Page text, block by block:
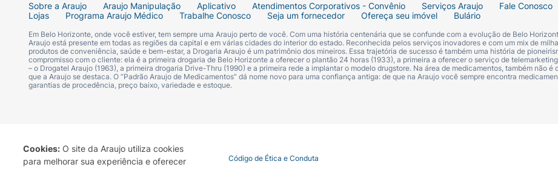
Cookies: O site da Araujo utiliza cookies
para melhorar sua experiência e oferecer
Sobre a Araujo Araujo Manipulação Aplicativo Atendimentos Corporativos - Convênio Serviços Araujo
Fale Conosco
Lojas
Programa Araujo Médico Trabalhe Conosco Seja um fornecedor Ofereça seu imóvel Bulário
Em Belo Horizonte, onde você estiver, tem sempre uma Araujo perto de você. Com uma história centenária que se confunde com a evolução de Belo
Araujo está presente em todas as regiões da capital e em várias cidades do interior do estado. Reconhecida pelos serviços inovadores e com um mix de
produtos de conveniência, saúde e bem-estar, a Drogaria Araujo é um patrimônio dos mineiros. Essa trajetória de sucesso é também uma história de
compromisso com o cliente: ela é a primeira drogaria de Belo Horizonte a oferecer o plantão 24 horas (1933), a primeira a oferecer o serviço de
– o Drogatel Araujo (1963), a primeira drogaria Drive-Thru (1990) e a primeira rede a implantar o modelo drugstore. Na área de medicamentos, também não é
que a Araujo se destaca. O “Padrão Araujo de Medicamentos” dá nome novo para uma confiança antiga: de que na Araujo você sempre encontra
garantias de procedência, preço baixo, variedade e estoque.
Termo de Uso Portal da Privacidade Covid-19 Código de Ética e Conduta